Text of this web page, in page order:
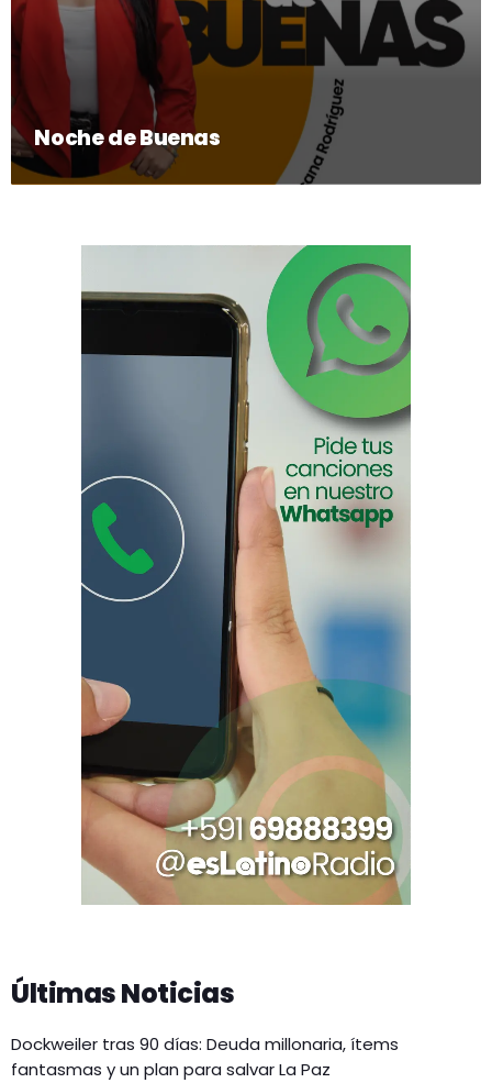
Noche de Buenas
Últimas Noticias
Dockweiler tras 90 días: Deuda millonaria, ítems
fantasmas y un plan para salvar La Paz